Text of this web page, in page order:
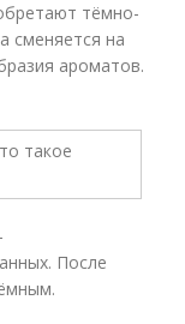
тёмно-
сменяется на
ароматов.
После